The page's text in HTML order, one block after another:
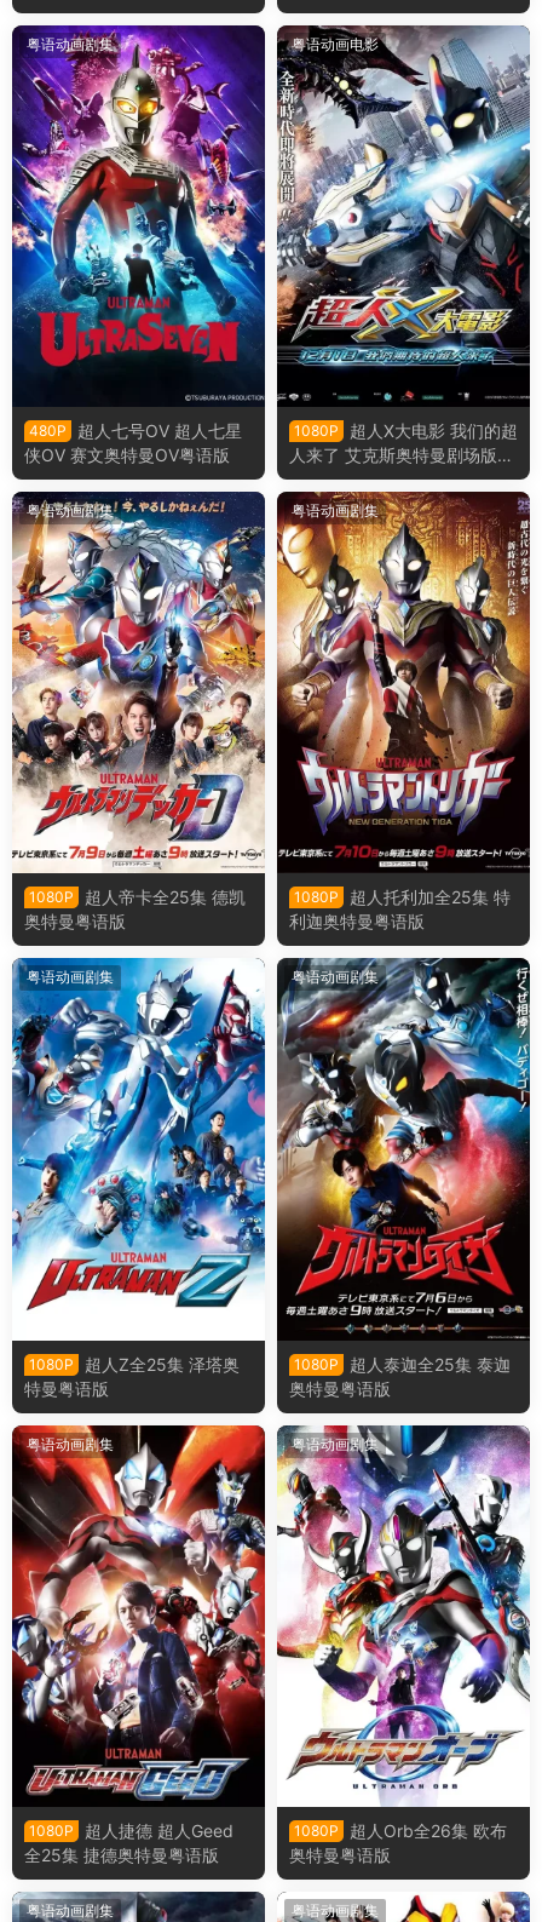
古复苏的巨人粤语版
粤语动画剧集
480P
超人七号OV 超人七星
侠OV 赛文奥特曼OV粤语版
粤语动画电影
1080P
超人X大电影 我们的超
人来了 艾克斯奥特曼剧场版：
来了！我们的奥特曼粤语版
粤语动画剧集
1080P
超人帝卡全25集 德凯
奥特曼粤语版
粤语动画剧集
1080P
超人托利加全25集 特
利迦奥特曼粤语版
粤语动画剧集
1080P
超人Z全25集 泽塔奥
特曼粤语版
粤语动画剧集
1080P
超人泰迦全25集 泰迦
奥特曼粤语版
粤语动画剧集
1080P
超人捷德 超人Geed
全25集 捷德奥特曼粤语版
粤语动画剧集
1080P
超人Orb全26集 欧布
奥特曼粤语版
粤语动画剧集 粤语动画剧集